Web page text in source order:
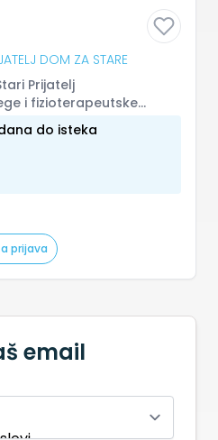
DOM ZA STARE
Prijatelj
i fizioterapeutske
za stara lica. R...
do isteka
prijava
email